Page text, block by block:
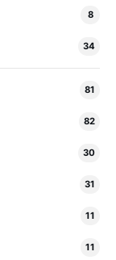
8
34
81
82
30
31
11
11